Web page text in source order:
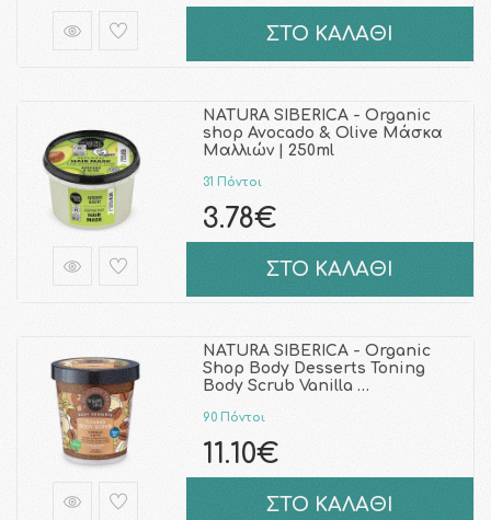
ΣΤΟ ΚΑΛΑΘΙ
NATURA SIBERICA - Organic
shop Avocado & Olive Μάσκα
Μαλλιών | 250ml
31 Πόντοι
3.78€
ΣΤΟ ΚΑΛΑΘΙ
NATURA SIBERICA - Organic
Shop Body Desserts Toning
Body Scrub Vanilla …
90 Πόντοι
11.10€
ΣΤΟ ΚΑΛΑΘΙ